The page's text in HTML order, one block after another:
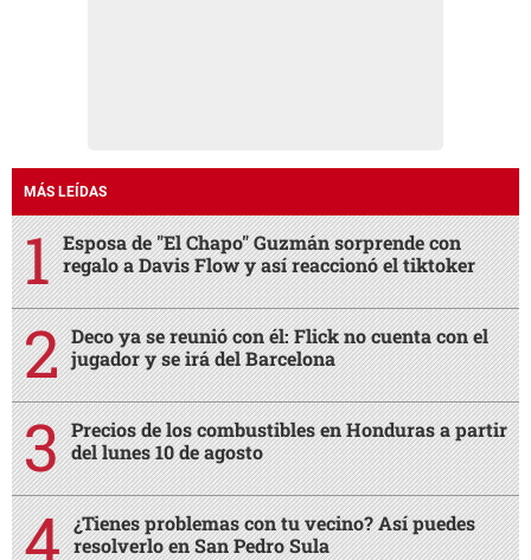
MÁS LEÍDAS
Esposa de "El Chapo" Guzmán sorprende con
regalo a Davis Flow y así reaccionó el tiktoker
Deco ya se reunió con él: Flick no cuenta con el
jugador y se irá del Barcelona
Precios de los combustibles en Honduras a partir
del lunes 10 de agosto
¿Tienes problemas con tu vecino? Así puedes
resolverlo en San Pedro Sula